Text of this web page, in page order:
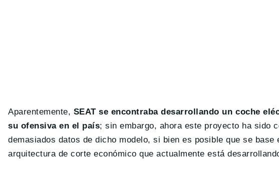
Aparentemente, SEAT se encontraba desarrollando un coche
su ofensiva en el país; sin embargo, ahora este proyecto ha sido
demasiados datos de dicho modelo, si bien es posible que se
arquitectura de corte económico que actualmente está